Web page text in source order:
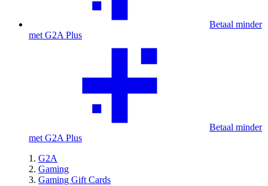
Betaal minder
met G2A Plus
Betaal minder
met G2A Plus
G2A
Gaming
Gaming Gift Cards